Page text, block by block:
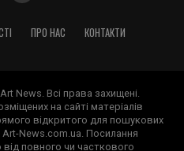
ПРО НАС КОНТАКТИ
News. Всі права захищені.
на сайті матеріалів
відкритого для пошукових
Art-News.com.ua. Посилання
повного чи часткового